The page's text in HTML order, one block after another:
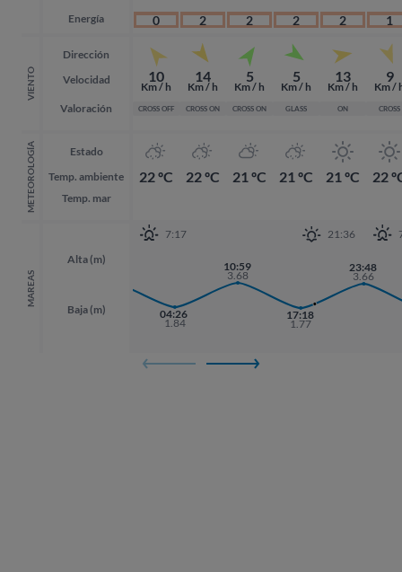
Energía
VIENTO
Dirección
Velocidad
Valoración
METEOROLOGÍA
Estado
Temp. ambiente
Temp. mar
MAREAS
Alta (m)
Baja (m)
0
10
Km / h
CROSS OFF
22 ºC
2
14
Km / h
CROSS ON
22 ºC
2
5
Km / h
CROSS ON
21 ºC
2
5
Km / h
GLASS
21 ºC
2
13
Km / h
ON
21 ºC
7:17 21:36
22:16
04:26
1.84
10:59
3.68
17:18
1.77
23:48
3.66
1
9
Km /
CROSS
22
23:48
3.66